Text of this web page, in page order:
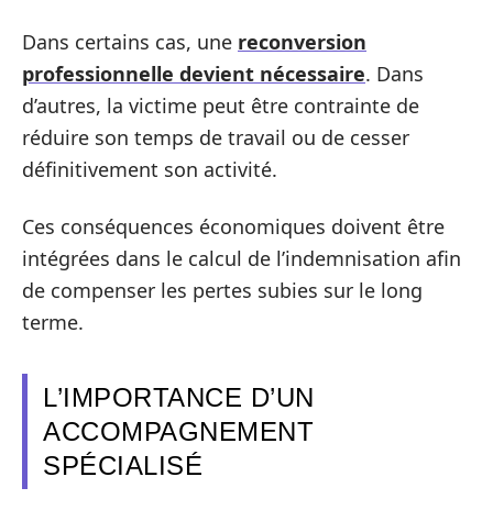
Dans certains cas, une reconversion
professionnelle devient nécessaire. Dans
d’autres, la victime peut être contrainte de
réduire son temps de travail ou de cesser
définitivement son activité.
Ces conséquences économiques doivent être
intégrées dans le calcul de l’indemnisation afin
de compenser les pertes subies sur le long
terme.
L’IMPORTANCE D’UN
ACCOMPAGNEMENT
SPÉCIALISÉ